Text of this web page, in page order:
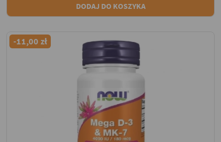
DODAJ DO KOSZYKA
-11,00 zł